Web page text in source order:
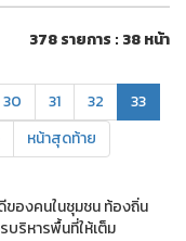
378 รายการ : 38 หน้า
30 31 32
33
หน้าสุดท้าย
ของคนในชุมชน ท้องถิ่น
บริหารพื้นที่ให้เต็ม